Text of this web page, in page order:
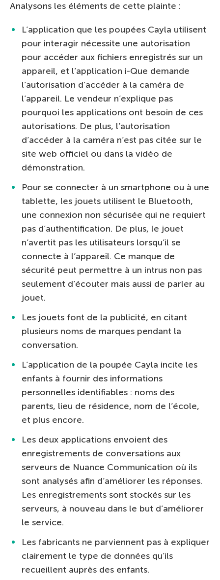
Analysons les éléments de cette plainte :
L’application que les poupées Cayla utilisent
pour interagir nécessite une autorisation
pour accéder aux fichiers enregistrés sur un
appareil, et l’application i-Que demande
l’autorisation d’accéder à la caméra de
l’appareil. Le vendeur n’explique pas
pourquoi les applications ont besoin de ces
autorisations. De plus, l’autorisation
d’accéder à la caméra n’est pas citée sur le
site web officiel ou dans la vidéo de
démonstration.
Pour se connecter à un smartphone ou à une
tablette, les jouets utilisent le Bluetooth,
une connexion non sécurisée qui ne requiert
pas d’authentification. De plus, le jouet
n’avertit pas les utilisateurs lorsqu’il se
connecte à l’appareil. Ce manque de
sécurité peut permettre à un intrus non pas
seulement d’écouter mais aussi de parler au
jouet.
Les jouets font de la publicité, en citant
plusieurs noms de marques pendant la
conversation.
L’application de la poupée Cayla incite les
enfants à fournir des informations
personnelles identifiables : noms des
parents, lieu de résidence, nom de l’école,
et plus encore.
Les deux applications envoient des
enregistrements de conversations aux
serveurs de Nuance Communication où ils
sont analysés afin d’améliorer les réponses.
Les enregistrements sont stockés sur les
serveurs, à nouveau dans le but d’améliorer
le service.
Les fabricants ne parviennent pas à expliquer
clairement le type de données qu’ils
recueillent auprès des enfants.